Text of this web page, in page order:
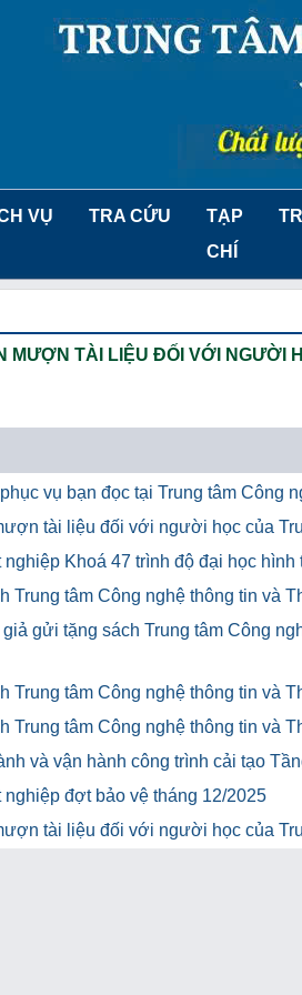
VỤ TRA CỨU
TẠP
CHÍ
MƯỢN TÀI LIỆU ĐỐI VỚI NGƯỜI
vụ bạn đọc tại Trung tâm Công
tài liệu đối với người học của
Khoá 47 trình độ đại học
Trung tâm Công nghệ thông tin và
gửi tặng sách Trung tâm Công
Trung tâm Công nghệ thông tin và
Trung tâm Công nghệ thông tin và
và vận hành công trình cải tạo
đợt bảo vệ tháng 12/2025
tài liệu đối với người học của